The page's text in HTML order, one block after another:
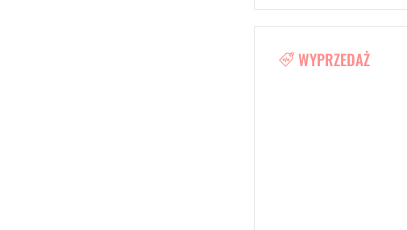
WYPRZEDAŻ